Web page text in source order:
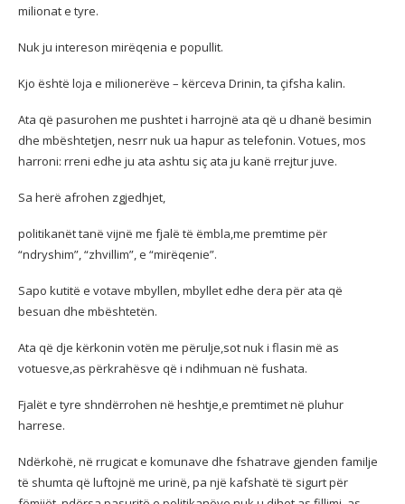
milionat e tyre.
Nuk ju intereson mirëqenia e popullit.
Kjo është loja e milionerëve – kërceva Drinin, ta çifsha kalin.
Ata që pasurohen me pushtet i harrojnë ata që u dhanë besimin
dhe mbështetjen, nesrr nuk ua hapur as telefonin. Votues, mos
harroni: rreni edhe ju ata ashtu siç ata ju kanë rrejtur juve.
Sa herë afrohen zgjedhjet,
politikanët tanë vijnë me fjalë të ëmbla,me premtime për
“ndryshim”, “zhvillim”, e “mirëqenie”.
Sapo kutitë e votave mbyllen, mbyllet edhe dera për ata që
besuan dhe mbështetën.
Ata që dje kërkonin votën me përulje,sot nuk i flasin më as
votuesve,as përkrahësve që i ndihmuan në fushata.
Fjalët e tyre shndërrohen në heshtje,e premtimet në pluhur
harrese.
Ndërkohë, në rrugicat e komunave dhe fshatrave gjenden familje
të shumta që luftojnë me urinë, pa një kafshatë të sigurt për